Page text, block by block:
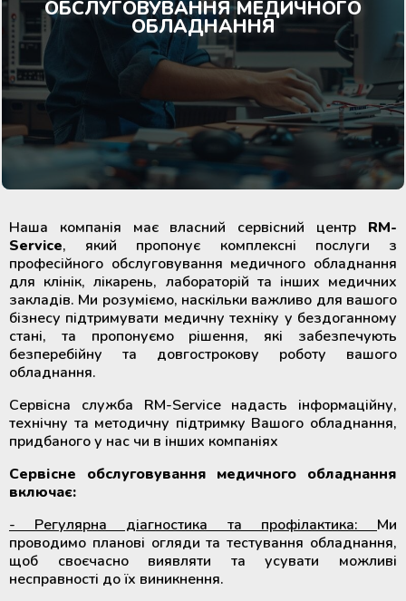
Екстрактори для розділення крові
на компоненти
Витискачі (прокатувачі) трубок
контейнерів для крові
Стенд для контрольованого
процесу лейкофільтрації крові
Центрифуги для банків крові
Холодильники для зберігання
крові та її компонентів
Шейкери та інкубатори для
тромбоцитів
Швидкозаморожувачі плазми
крові
Розморожувачі плазми крові та
стовбурових клітин
ТермоСумки для транспортування
компонентів крові
METHER (Китай)
Лабораторні кліматичні камери
Медичні ТермоСумки та
ТермоКонтейнери
Медичні акумулятори холоду і
тепла
Реєстратори температури (логери)
для транспортування
термолабільних препаратів
Система цілодобового
моніторингу температури
(Дистанційний температурний
моніторинг)
Додаткові матеріали для
холодильного обладнання
Кліматичні камери лабораторні
Інкубатори СО2
Аналізатори лабораторні та
медичні
Сушильні шафи
Термозварювальні апарати
Ультразвукові очисники
Меблі з нержавіючої сталі
Системи очищення води
Парогенератори
Індикатори та тести для
стерилізації і моніторингу
обладнання
Рулони та пакети для стерилізації
матеріали для трансплантації
органів
ОБСЛУГОВУВАННЯ МЕДИЧНОГО
ОБЛАДНАННЯ
Наша компанія має власний сервісний центр RM-
Service, який пропонує комплексні послуги з
професійного обслуговування медичного обладнання
для клінік, лікарень, лабораторій та інших медичних
закладів. Ми розуміємо, наскільки важливо для вашого
бізнесу підтримувати медичну техніку у бездоганному
стані, та пропонуємо рішення, які забезпечують
безперебійну та довгострокову роботу вашого
обладнання.
Сервісна служба RM-Service надасть інформаційну,
технічну та методичну підтримку Вашого обладнання,
придбаного у нас чи в інших компаніях
Сервісне обслуговування медичного обладнання
включає:
- Регулярна діагностика та профілактика: Ми
проводимо планові огляди та тестування обладнання,
щоб своєчасно виявляти та усувати можливі
несправності до їх виникнення.